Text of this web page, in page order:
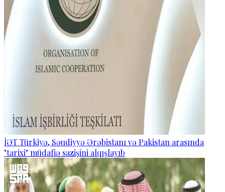
İƏT Türkiyə, Səudiyyə Ərəbistanı və Pakistan arasında
"tarixi" müdafiə sazişini alqışlayıb